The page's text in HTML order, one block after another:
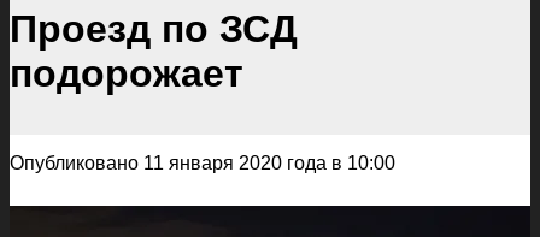
Проезд по ЗСД
подорожает
Опубликовано 11 января 2020 года в 10:00